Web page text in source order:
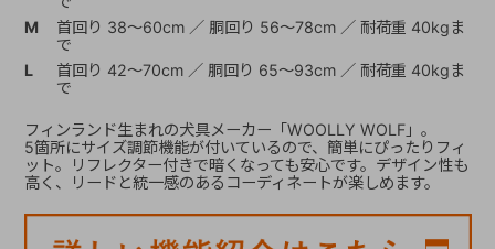
M
首回り 38～60cm ／ 胴回り 56～78cm ／ 耐荷重 40kgま
で
L
首回り 42～70cm ／ 胴回り 65～93cm ／ 耐荷重 40kgま
で
フィンランド生まれの犬具メーカー「WOOLLY WOLF」。
5箇所にサイズ調節機能が付いているので、簡単にぴったりフィ
ット。リフレクター付きで暗くなっても安心です。デザイン性も
高く、リードと統一感のあるコーディネートが楽しめます。